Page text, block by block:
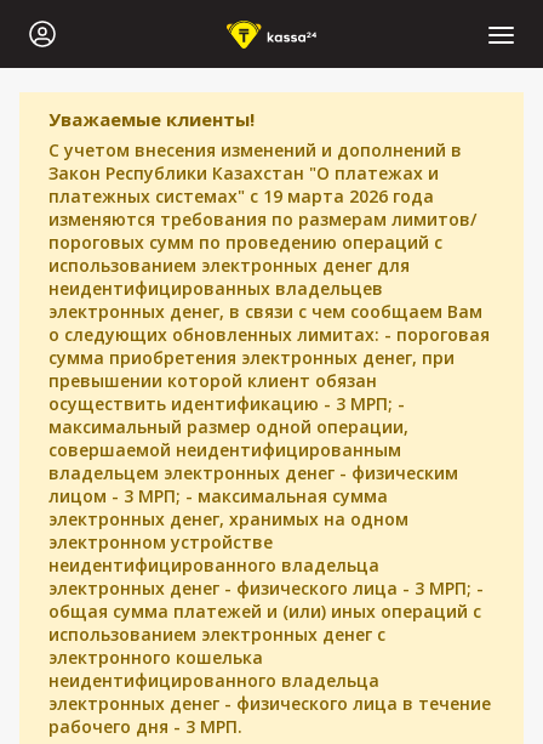
Уважаемые клиенты!
С учетом внесения изменений и дополнений в
Закон Республики Казахстан "О платежах и
платежных системах" с 19 марта 2026 года
изменяются требования по размерам лимитов/
пороговых сумм по проведению операций с
использованием электронных денег для
неидентифицированных владельцев
электронных денег, в связи с чем сообщаем Вам
о следующих обновленных лимитах: - пороговая
сумма приобретения электронных денег, при
превышении которой клиент обязан
осуществить идентификацию - 3 МРП; -
максимальный размер одной операции,
совершаемой неидентифицированным
владельцем электронных денег - физическим
лицом - 3 МРП; - максимальная сумма
электронных денег, хранимых на одном
электронном устройстве
неидентифицированного владельца
электронных денег - физического лица - 3 МРП; -
общая сумма платежей и (или) иных операций с
использованием электронных денег с
электронного кошелька
неидентифицированного владельца
электронных денег - физического лица в течение
рабочего дня - 3 МРП.